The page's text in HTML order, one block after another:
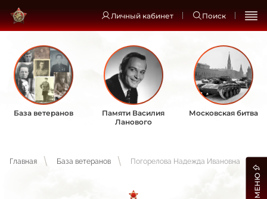
Личный кабинет Поиск
База ветеранов
Памяти Василия
Ланового
Московская битва
Главная База ветеранов Погорелова Надежда Ивановна
МЕНЮ